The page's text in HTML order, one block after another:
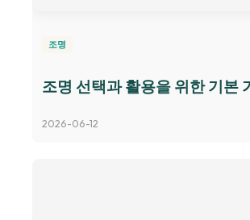
조명
조명 선택과 활용을 위한 기본
2026-06-12